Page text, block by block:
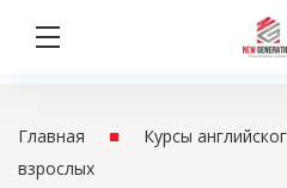
содержимому
Главная ■
Курсы
взрослых